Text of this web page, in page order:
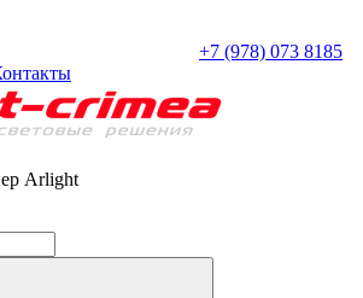
+7 (978) 073 8185
Arlight